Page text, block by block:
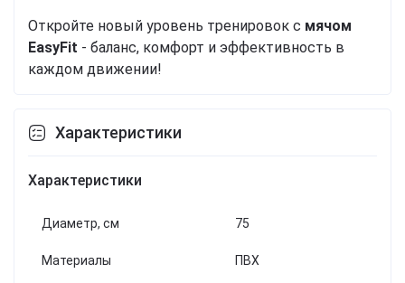
Откройте новый уровень тренировок с мячом
EasyFit - баланс, комфорт и эффективность в
каждом движении!
Характеристики
Характеристики
Диаметр, см 75
Материалы ПВХ